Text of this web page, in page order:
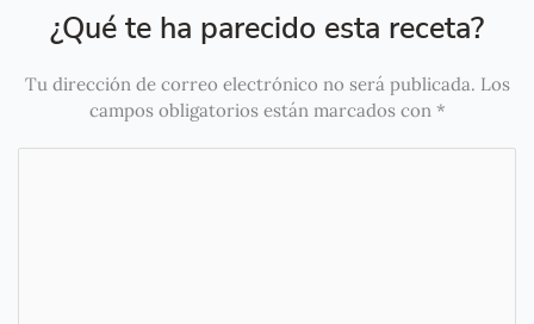
¿Qué te ha parecido esta receta?
Tu dirección de correo electrónico no será publicada. Los
campos obligatorios están marcados con *